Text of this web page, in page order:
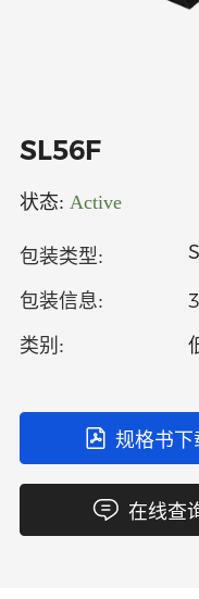
关于
SL56F
状态: Active
包装类型:
包装信息:
类别:
规格书下
在线查